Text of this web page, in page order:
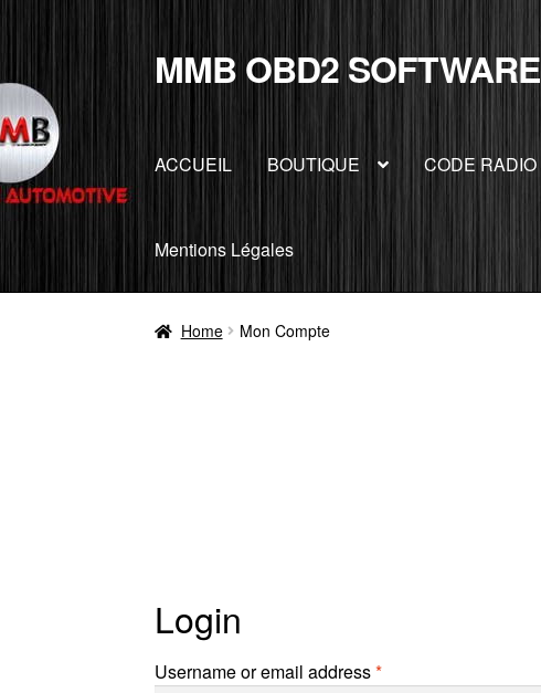
Skip
to
Skip
to
MMB OBD2 SOFTWARE
ACCUEIL BOUTIQUE CODE RADIO
Mentions Légales
Home Mon Compte
Login
Username or email address*Required